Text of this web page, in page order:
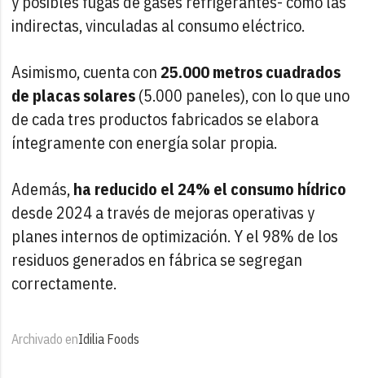
indirectas, vinculadas al consumo eléctrico.
Asimismo, cuenta con25.000 metros cuadrados
de placas solares(5.000 paneles), con lo que uno
de cada tres productos fabricados se elabora
íntegramente con energía solar propia.
Además,ha reducido el 24% el consumo hídrico
desde 2024 a través de mejoras operativas y
planes internos de optimización. Y el 98% de los
residuos generados en fábrica se segregan
correctamente.
Archivado enIdilia Foods